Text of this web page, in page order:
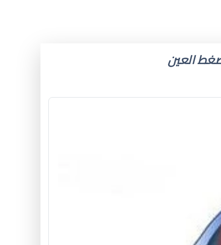
ضغط العين